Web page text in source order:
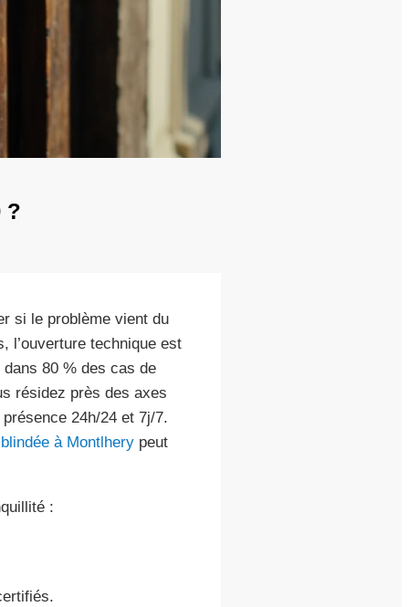
?
si le problème vient du
l’ouverture technique est
80 % des cas de
résidez près des axes
24h/24 et 7j/7.
à Montlherypeut
: